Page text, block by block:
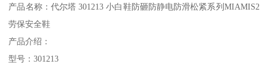
产品名称：代尔塔 301213 小白鞋防砸防静电防滑松紧系列MIAMIS2
劳保安全鞋
产品介绍：
型号：301213